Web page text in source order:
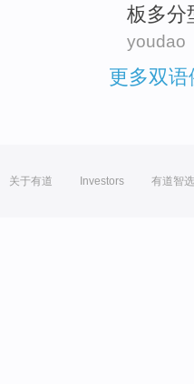
板 多分
youdao
更多双语
关于有道 Investors 有道智选